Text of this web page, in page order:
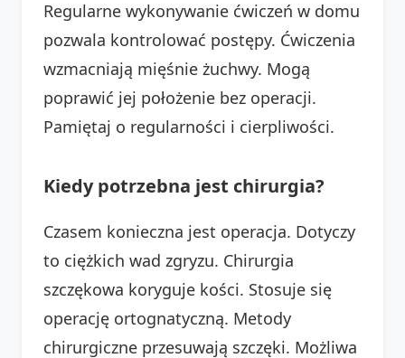
Regularne wykonywanie ćwiczeń w domu
pozwala kontrolować postępy. Ćwiczenia
wzmacniają mięśnie żuchwy. Mogą
poprawić jej położenie bez operacji.
Pamiętaj o regularności i cierpliwości.
Kiedy potrzebna jest chirurgia?
Czasem konieczna jest operacja. Dotyczy
to ciężkich wad zgryzu. Chirurgia
szczękowa koryguje kości. Stosuje się
operację ortognatyczną. Metody
chirurgiczne przesuwają szczęki. Możliwa